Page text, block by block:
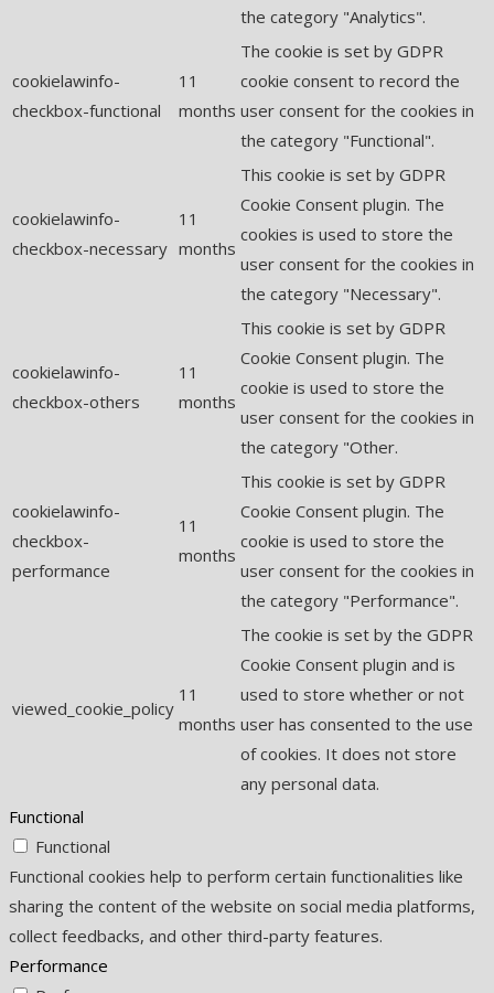
the category "Analytics".
cookielawinfo-
checkbox-functional
11
months
The cookie is set by GDPR
cookie consent to record the
user consent for the cookies in
the category "Functional".
cookielawinfo-
checkbox-necessary
11
months
This cookie is set by GDPR
Cookie Consent plugin. The
cookies is used to store the
user consent for the cookies in
the category "Necessary".
cookielawinfo-
checkbox-others
11
months
This cookie is set by GDPR
Cookie Consent plugin. The
cookie is used to store the
user consent for the cookies in
the category "Other.
cookielawinfo-
checkbox-
performance
11
months
This cookie is set by GDPR
Cookie Consent plugin. The
cookie is used to store the
user consent for the cookies in
the category "Performance".
viewed_cookie_policy
11
months
The cookie is set by the GDPR
Cookie Consent plugin and is
used to store whether or not
user has consented to the use
of cookies. It does not store
any personal data.
Functional
Functional
Functional cookies help to perform certain functionalities like
sharing the content of the website on social media platforms,
collect feedbacks, and other third-party features.
Performance